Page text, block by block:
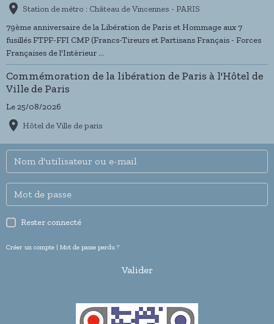
Station de métro : Château de Vincennes - PARIS
79ème anniversaire de la Libération de Paris et Hommage aux 7
fusillés FTPF-FFI CMP (Francs-Tireurs et Partisans Français - Forces
Françaises de l'Intèrieur ...
Commémoration de la libération de Paris à l'Hôtel de
Ville de Paris
Le 25/08/2026
Hôtel de Ville de paris
Rester connecté
Créer un compte | Mot de passe perdu ?
Valider